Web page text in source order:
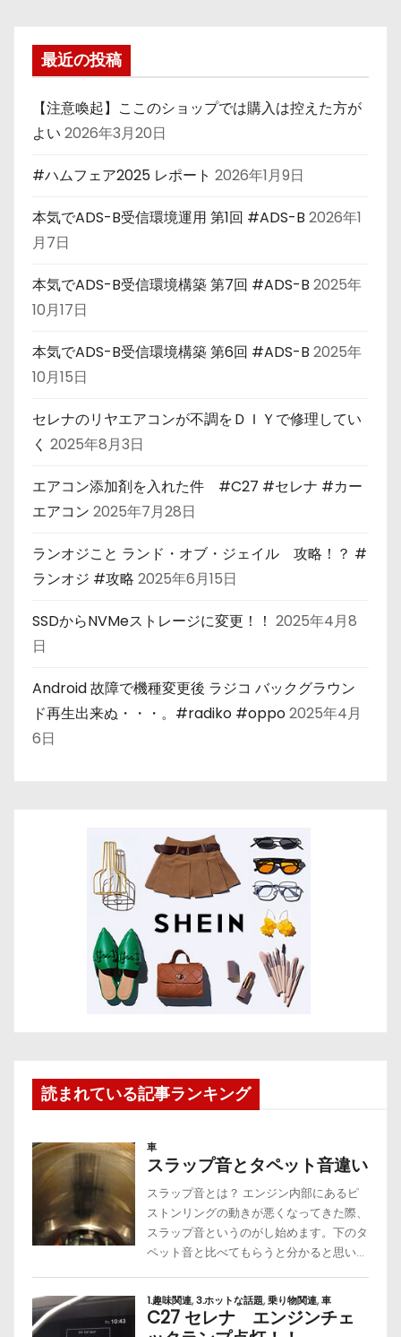
最近の投稿
【注意喚起】ここのショップでは購入は控えた方が
よい 2026年3月20日
#ハムフェア2025 レポート 2026年1月9日
本気でADS-B受信環境運用 第1回 #ADS-B 2026年1
月7日
本気でADS-B受信環境構築 第7回 #ADS-B 2025年
10月17日
本気でADS-B受信環境構築 第6回 #ADS-B 2025年
10月15日
セレナのリヤエアコンが不調をＤＩＹで修理してい
く 2025年8月3日
エアコン添加剤を入れた件 #C27 #セレナ #カー
エアコン 2025年7月28日
ランオジこと ランド・オブ・ジェイル 攻略！？ #
ランオジ #攻略 2025年6月15日
SSDからNVMeストレージに変更！！ 2025年4月8
日
Android 故障で機種変更後 ラジコ バックグラウン
ド再生出来ぬ・・・。#radiko #oppo2025年4月
6日
読まれている記事ランキング